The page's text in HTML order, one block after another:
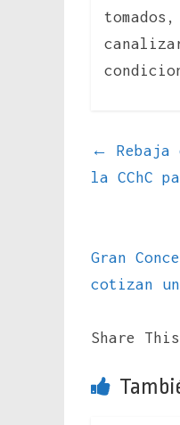
←
la CChC
Gran
cotizan
Share